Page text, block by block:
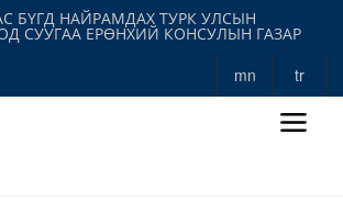
БҮГД НАЙРАМДАХ ТУРК УЛСЫН
СУУГАА ЕРӨНХИЙ КОНСУЛЫН ГАЗАР
mn tr